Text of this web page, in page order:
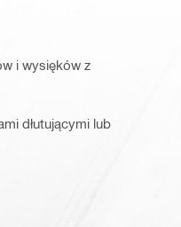
i wysięków z
dłutującymi lub